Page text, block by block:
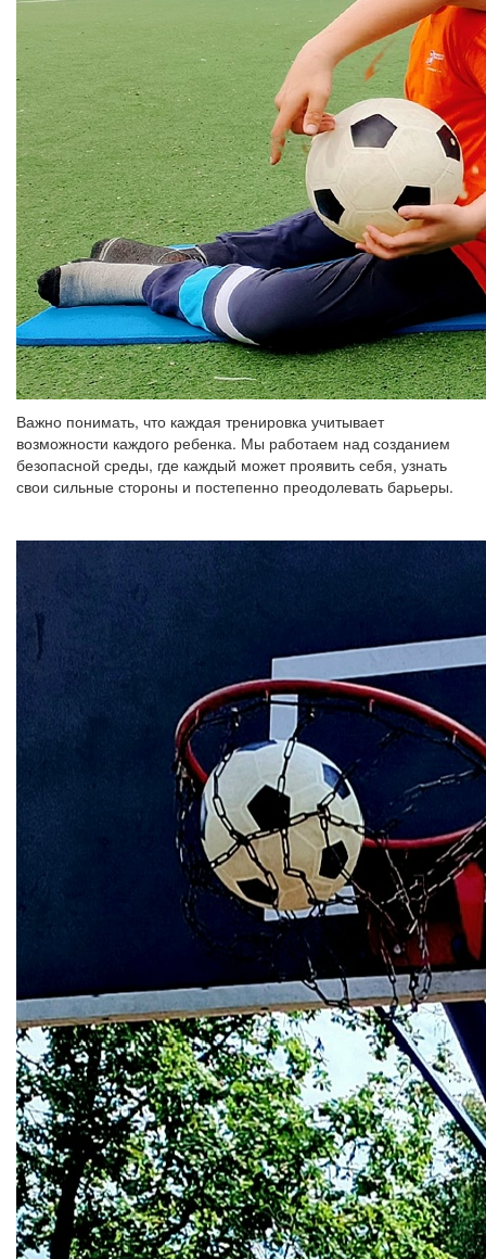
Важно понимать, что каждая тренировка учитывает
возможности каждого ребенка. Мы работаем над созданием
безопасной среды, где каждый может проявить себя, узнать
свои сильные стороны и постепенно преодолевать барьеры.